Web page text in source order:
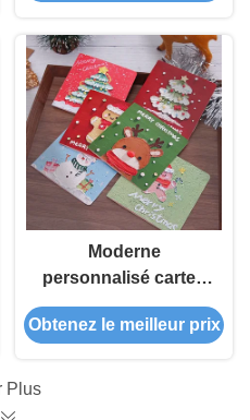
créatives modernes
Moderne
personnalisé cartes
de voeux créatives
pour toutes les
Obtenez le meilleur prix
Plus